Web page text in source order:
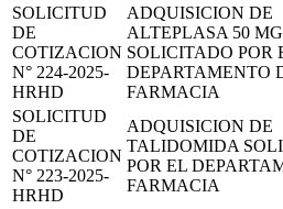
SOLICITUD
DE
COTIZACION
N° 224-2025-
HRHD
ADQUISICION DE
ALTEPLASA 50
SOLICITADO POR
DEPARTAMENTO
FARMACIA
SOLICITUD
DE
COTIZACION
N° 223-2025-
HRHD
ADQUISICION DE
TALIDOMIDA
POR EL
FARMACIA